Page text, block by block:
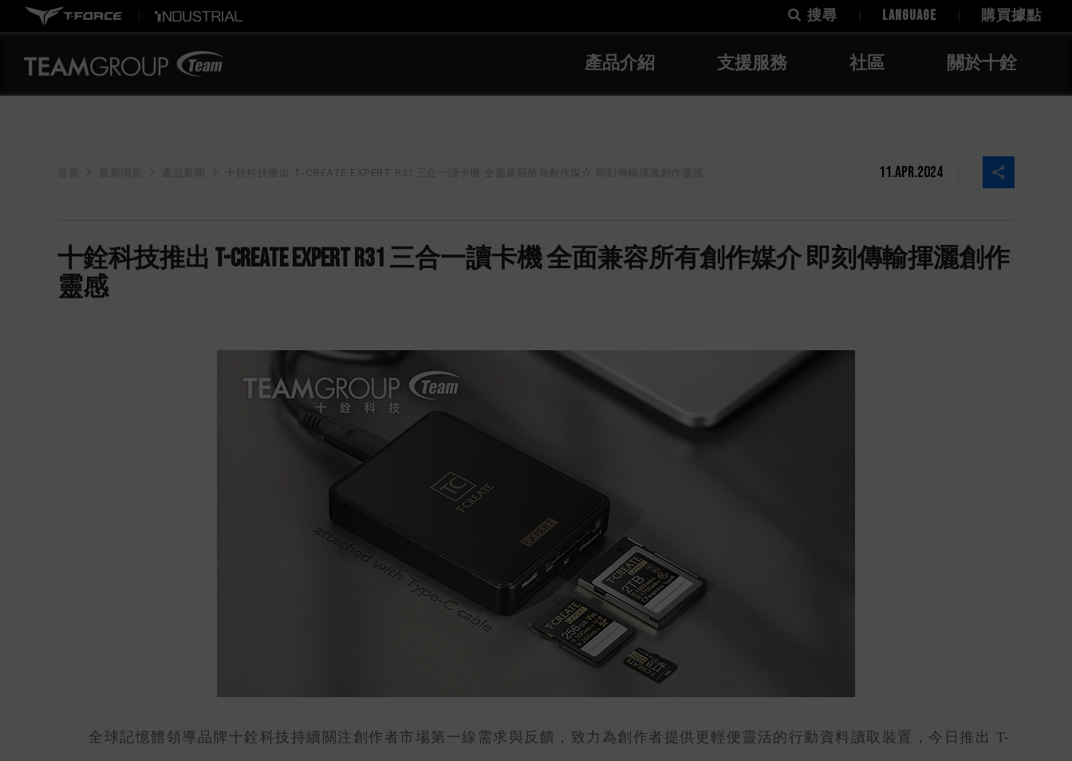
搜尋 LANGUAGE 購買據點
產品介紹 支援服務 社區 關於十銓
最新消息 產品新聞 十銓科技推出 T-CREATE EXPERT R31 三合一讀卡機 全面兼容所有創作媒介 即刻傳輸揮灑創作靈感 11.Apr.2024
十銓科技推出 T-CREATE EXPERT R31 三合一讀卡機 全面兼容所有創作媒介 即刻傳輸揮灑創作
靈感
全球記憶體領導品牌十銓科技持續關注創作者市場第一線需求與反饋，致力為創作者提供更輕便靈活的行動資料讀取裝置，今日推出 T-